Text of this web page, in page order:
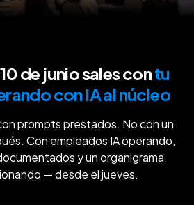
de junio sales contu
con IA al núcleo
prompts prestados. No con un
Con empleados IA operando,
y un organigrama
— desde el jueves.